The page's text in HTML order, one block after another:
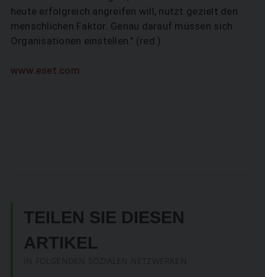
heute erfolgreich angreifen will, nutzt gezielt den
menschlichen Faktor. Genau darauf müssen sich
Organisationen einstellen." (red.)
www.eset.com
TEILEN SIE DIESEN
ARTIKEL